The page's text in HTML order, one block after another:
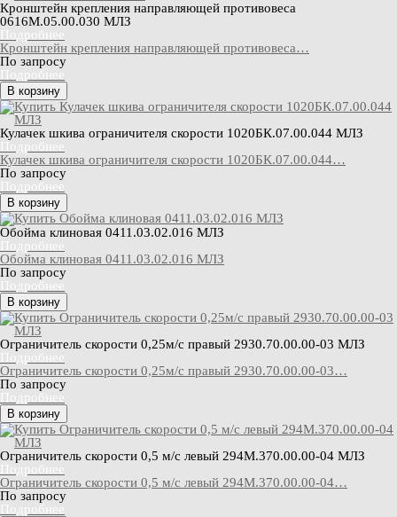
Кронштейн крепления направляющей противовеса
0616М.05.00.030 МЛЗ
Подробнее
Кронштейн крепления направляющей противовеса…
По запросу
Подробнее
В корзину
Кулачек шкива ограничителя скорости 1020БК.07.00.044 МЛЗ
Подробнее
Кулачек шкива ограничителя скорости 1020БК.07.00.044…
По запросу
Подробнее
В корзину
Обойма клиновая 0411.03.02.016 МЛЗ
Подробнее
Обойма клиновая 0411.03.02.016 МЛЗ
По запросу
Подробнее
В корзину
Ограничитель скорости 0,25м/с правый 2930.70.00.00-03 МЛЗ
Подробнее
Ограничитель скорости 0,25м/с правый 2930.70.00.00-03…
По запросу
Подробнее
В корзину
Ограничитель скорости 0,5 м/с левый 294М.370.00.00-04 МЛЗ
Подробнее
Ограничитель скорости 0,5 м/с левый 294М.370.00.00-04…
По запросу
Подробнее